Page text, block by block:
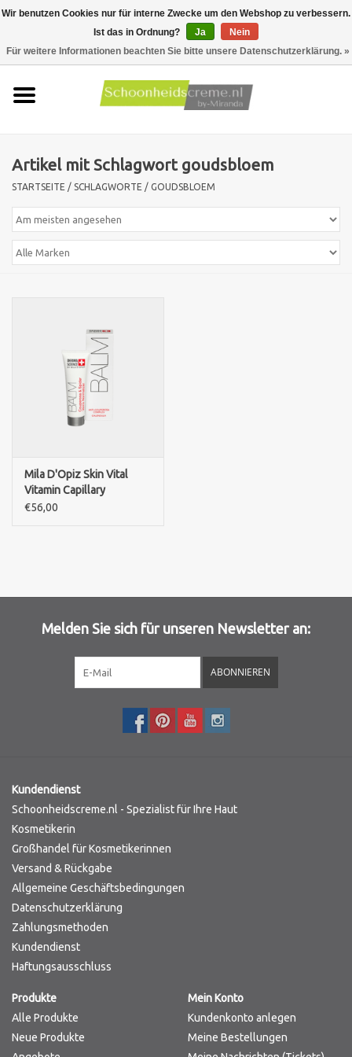
Produkte
Hautprobleme
Männer pflege
Sothys Paris
Bernard cassiere
Pascaud
Artikel mit Schlagwort goudsbloem
STARTSEITE / SCHLAGWORTE / GOUDSBLOEM
Mila D'Opiz Skin Vital
Vitamin Capillary
Balm/DERMA SCIENCE BY
€56,00
Melden Sie sich für unseren Newsletter an:
ABONNIEREN
Kundendienst
Schoonheidscreme.nl - Spezialist für Ihre Haut
Kosmetikerin
Großhandel für Kosmetikerinnen
Versand & Rückgabe
Allgemeine Geschäftsbedingungen
Datenschutzerklärung
Zahlungsmethoden
Kundendienst
Haftungsausschluss
Produkte
Alle Produkte
Neue Produkte
Mein Konto
Kundenkonto anlegen
Meine Bestellungen
Wir benutzen Cookies nur für interne Zwecke um den Webshop zu verbessern.
Ist das in Ordnung?
Ja
Nein
Für weitere Informationen beachten Sie bitte unsere Datenschutzerklärung. »